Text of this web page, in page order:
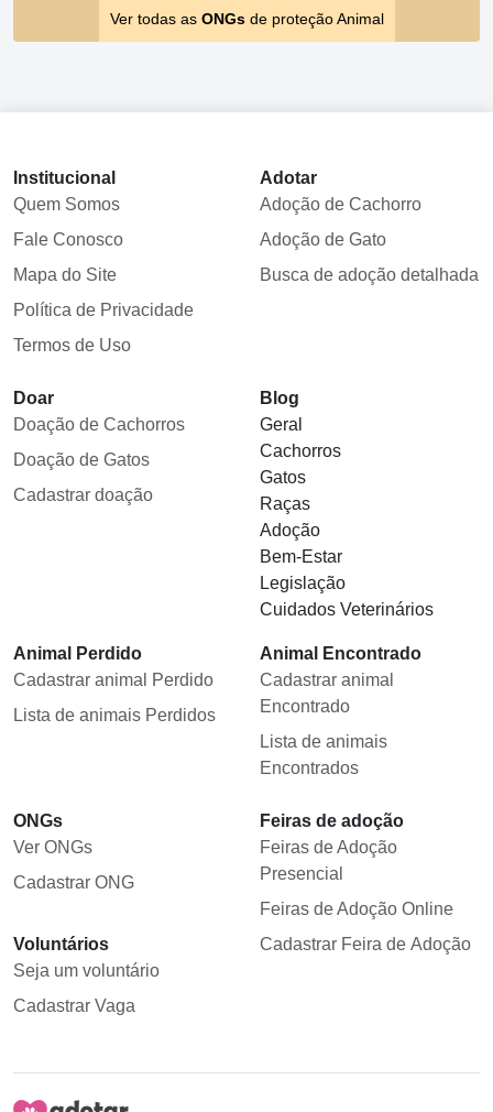
Ver todas as ONGsde proteção Animal
Institucional
Quem Somos
Fale Conosco
Mapa do Site
Política de Privacidade
Termos de Uso
Adotar
Adoção de Cachorro
Adoção de Gato
Busca de adoção detalhada
Doar
Doação de Cachorros
Doação de Gatos
Cadastrar doação
Blog
Geral
Cachorros
Gatos
Raças
Adoção
Bem-Estar
Legislação
Cuidados Veterinários
Animal Perdido
Cadastrar animal Perdido
Lista de animais Perdidos
Animal Encontrado
Cadastrar animal
Encontrado
Lista de animais
Encontrados
ONGs
Ver ONGs
Cadastrar ONG
Voluntários
Seja um voluntário
Cadastrar Vaga
Feiras de adoção
Feiras de Adoção
Presencial
Feiras de Adoção Online
Cadastrar Feira de Adoção